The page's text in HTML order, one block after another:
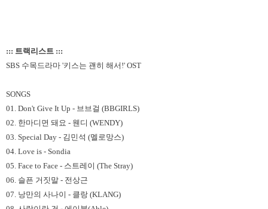
::: 트랙리스트 :::
SBS 수목드라마 '키스는 괜히 해서!' OST
SONGS
01. Don't Give It Up - 브브걸 (BBGIRLS)
02. 한마디면 돼요 - 웬디 (WENDY)
03. Special Day - 김민석 (멜로망스)
04. Love is - Sondia
05. Face to Face - 스트레이 (The Stray)
06. 슬픈 거짓말 - 전상근
07. 낭만의 사나이 - 클랑 (KLANG)